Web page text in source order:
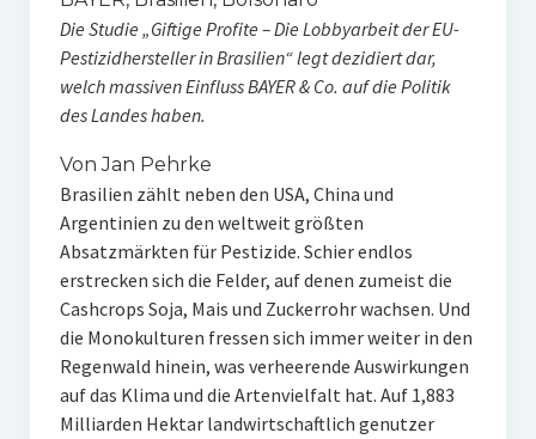
Die Studie „Giftige Profite – Die Lobbyarbeit der EU-
Pestizidhersteller in Brasilien“ legt dezidiert dar,
welch massiven Einfluss BAYER & Co. auf die Politik
des Landes haben.
Von Jan Pehrke
Brasilien zählt neben den USA, China und
Argentinien zu den weltweit größten
Absatzmärkten für Pestizide. Schier endlos
erstrecken sich die Felder, auf denen zumeist die
Cashcrops Soja, Mais und Zuckerrohr wachsen. Und
die Monokulturen fressen sich immer weiter in den
Regenwald hinein, was verheerende Auswirkungen
auf das Klima und die Artenvielfalt hat. Auf 1,883
Milliarden Hektar landwirtschaftlich genutzer